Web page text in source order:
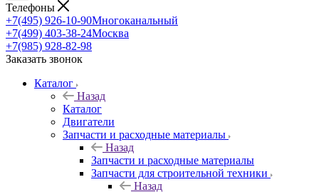
Телефоны
+7(495) 926-10-90Многоканальный
+7(499) 403-38-24Москва
+7(985) 928-82-98
Заказать звонок
Каталог
Назад
Каталог
Двигатели
Запчасти и расходные материалы
Назад
Запчасти и расходные материалы
Запчасти для строительной техники
Назад